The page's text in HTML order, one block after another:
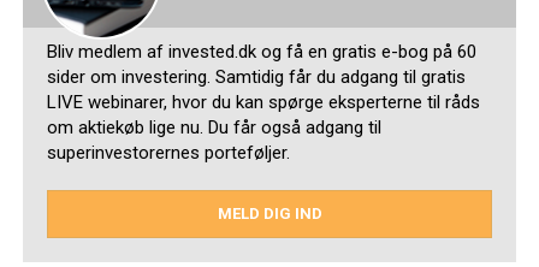
Bliv medlem af invested.dk og få en gratis e-bog på 60
sider om investering. Samtidig får du adgang til gratis
LIVE webinarer, hvor du kan spørge eksperterne til råds
om aktiekøb lige nu. Du får også adgang til
superinvestorernes porteføljer.
MELD DIG IND